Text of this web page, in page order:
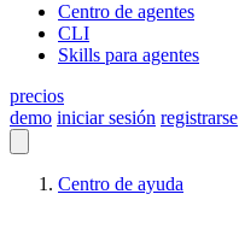
Centro de agentes
CLI
Skills para agentes
precios
demo iniciar sesión registrarse
Centro de ayuda